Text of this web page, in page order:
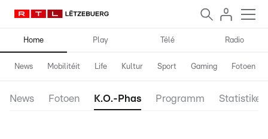
Home Play Télé Radio
News Mobilitéit Life Kultur Sport Gaming Fotoen
News Fotoen K.O.-Phas Programm Statistiken